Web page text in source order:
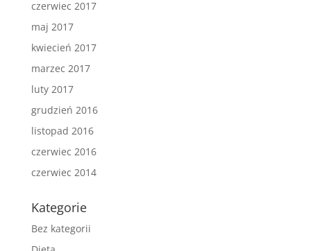
czerwiec 2017
maj 2017
kwiecień 2017
marzec 2017
luty 2017
grudzień 2016
listopad 2016
czerwiec 2016
czerwiec 2014
Kategorie
Bez kategorii